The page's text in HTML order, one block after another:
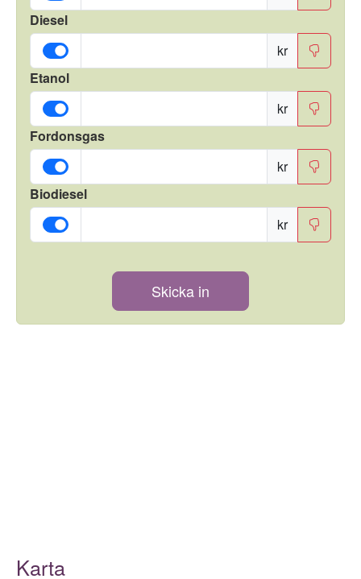
Diesel
kr
Etanol
kr
Fordonsgas
kr
Biodiesel
kr
Skicka in
Karta